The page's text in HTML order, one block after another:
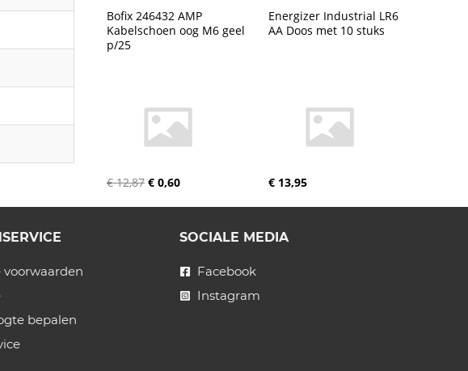
Bofix 246432 AMP
Kabelschoen oog M6 geel
p/25
€ 12,87 € 0,60
Energizer Industrial LR6
AA Doos met 10 stuks
€ 13,95
bepalen
SOCIALE MEDIA
Facebook
Instagram